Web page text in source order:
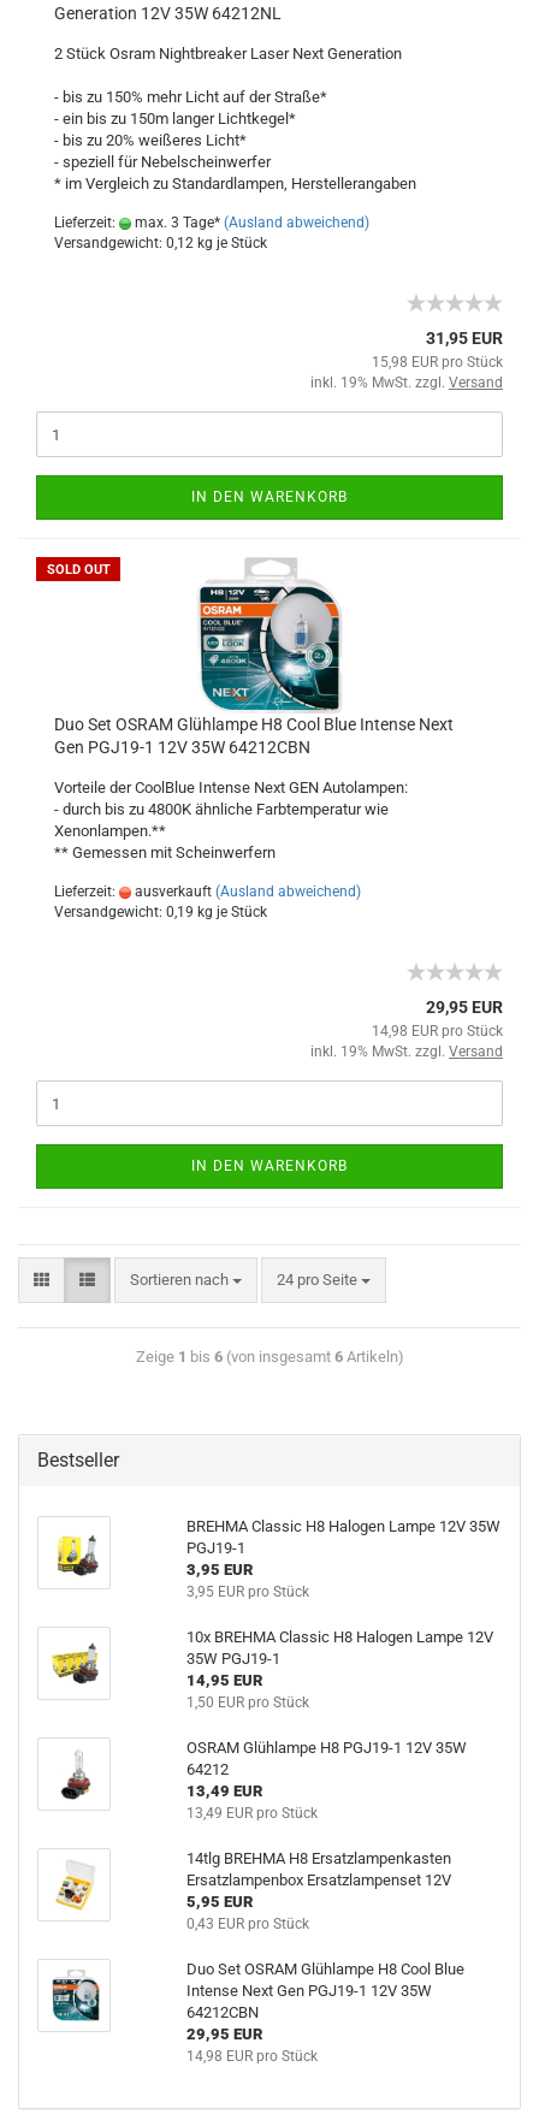
Generation 12V 35W 64212NL
2 Stück Osram Nightbreaker Laser Next Generation
- bis zu 150% mehr Licht auf der Straße*
- ein bis zu 150m langer Lichtkegel*
- bis zu 20% weißeres Licht*
- speziell für Nebelscheinwerfer
* im Vergleich zu Standardlampen, Herstellerangaben
Lieferzeit: max. 3 Tage* (Ausland abweichend)
Versandgewicht: 0,12 kg je Stück
31,95 EUR
15,98 EUR pro Stück
inkl. 19% MwSt. zzgl. Versand
IN DEN WARENKORB
SOLD OUT
Duo Set OSRAM Glühlampe H8 Cool Blue Intense Next
Gen PGJ19-1 12V 35W 64212CBN
Vorteile der CoolBlue Intense Next GEN Autolampen:
- durch bis zu 4800K ähnliche Farbtemperatur wie
Xenonlampen.**
** Gemessen mit Scheinwerfern
Lieferzeit: ausverkauft (Ausland abweichend)
Versandgewicht: 0,19 kg je Stück
29,95 EUR
14,98 EUR pro Stück
inkl. 19% MwSt. zzgl. Versand
IN DEN WARENKORB
Sortieren nach 24 pro Seite
Zeige 1 bis 6(von insgesamt 6Artikeln)
Bestseller
BREHMA Classic H8 Halogen Lampe 12V 35W
PGJ19-1
3,95 EUR
3,95 EUR pro Stück
10x BREHMA Classic H8 Halogen Lampe 12V
35W PGJ19-1
14,95 EUR
1,50 EUR pro Stück
OSRAM Glühlampe H8 PGJ19-1 12V 35W
64212
13,49 EUR
13,49 EUR pro Stück
14tlg BREHMA H8 Ersatzlampenkasten
Ersatzlampenbox Ersatzlampenset 12V
5,95 EUR
0,43 EUR pro Stück
Duo Set OSRAM Glühlampe H8 Cool Blue
Intense Next Gen PGJ19-1 12V 35W
64212CBN
29,95 EUR
14,98 EUR pro Stück